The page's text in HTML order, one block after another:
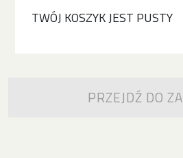
TWÓJ KOSZYK JEST PUSTY
PRZEJDŹ DO